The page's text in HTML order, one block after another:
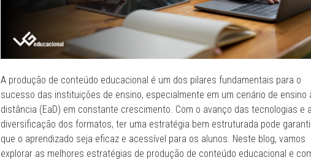
a
legislação?
Como
as
oportunidades?”
A produção de conteúdo educacional é um dos pilares fundamentais para o
sucesso das instituições de ensino, especialmente em um cenário de ensino
distância (EaD) em constante crescimento. Com o avanço das tecnologias e a
diversificação dos formatos, ter uma estratégia bem estruturada pode
que o aprendizado seja eficaz e acessível para os alunos. Neste blog, vamos
explorar as melhores estratégias de produção de conteúdo educacional e